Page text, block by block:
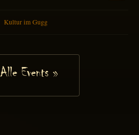
Kultur im Gugg
Alle Events »